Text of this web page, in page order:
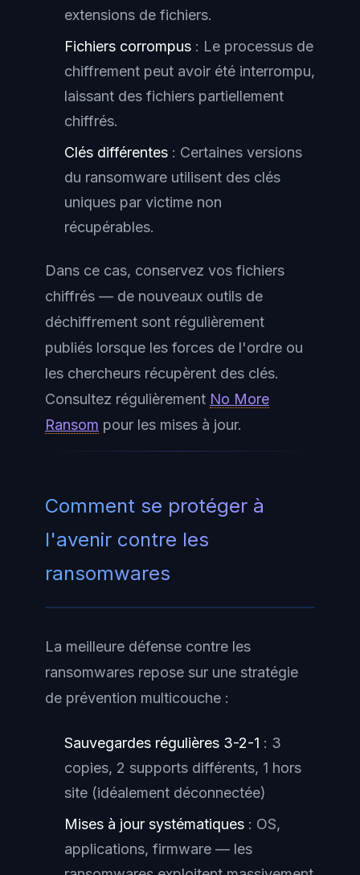
extensions de fichiers.
Fichiers corrompus : Le processus de
chiffrement peut avoir été interrompu,
laissant des fichiers partiellement
chiffrés.
Clés différentes : Certaines versions
du ransomware utilisent des clés
uniques par victime non
récupérables.
Dans ce cas, conservez vos fichiers
chiffrés — de nouveaux outils de
déchiffrement sont régulièrement
publiés lorsque les forces de l'ordre ou
les chercheurs récupèrent des clés.
Consultez régulièrement No More
Ransom pour les mises à jour.
Comment se protéger à
l'avenir contre les
ransomwares
La meilleure défense contre les
ransomwares repose sur une stratégie
de prévention multicouche :
Sauvegardes régulières 3-2-1 : 3
copies, 2 supports différents, 1 hors
site (idéalement déconnectée)
Mises à jour systématiques : OS,
applications, firmware — les